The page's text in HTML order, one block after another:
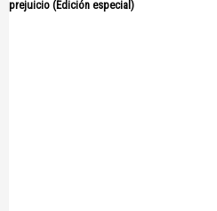
prejuicio (Edición especial)